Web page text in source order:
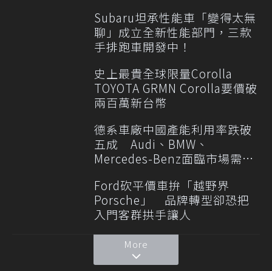
Subaru坦承性能車「變得太無
聊」成立全新性能部門，三款
手排跑車開發中！
史上最貴全球限量Corolla
TOYOTA GRMN Corolla要價破
兩百萬新台幣
德系車廠中國產能利用率跌破
五成 Audi、BMW、
Mercedes-Benz面臨市場需求
Ford砍平價車拚「越野界
Porsche」 品牌轉型卻恐把
入門客群拱手讓人
More